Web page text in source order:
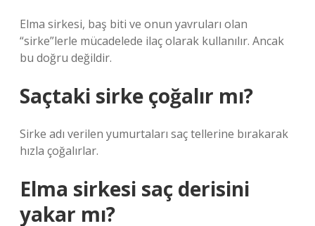
Elma sirkesi, baş biti ve onun yavruları olan
“sirke”lerle mücadelede ilaç olarak kullanılır. Ancak
bu doğru değildir.
Saçtaki sirke çoğalır mı?
Sirke adı verilen yumurtaları saç tellerine bırakarak
hızla çoğalırlar.
Elma sirkesi saç derisini
yakar mı?